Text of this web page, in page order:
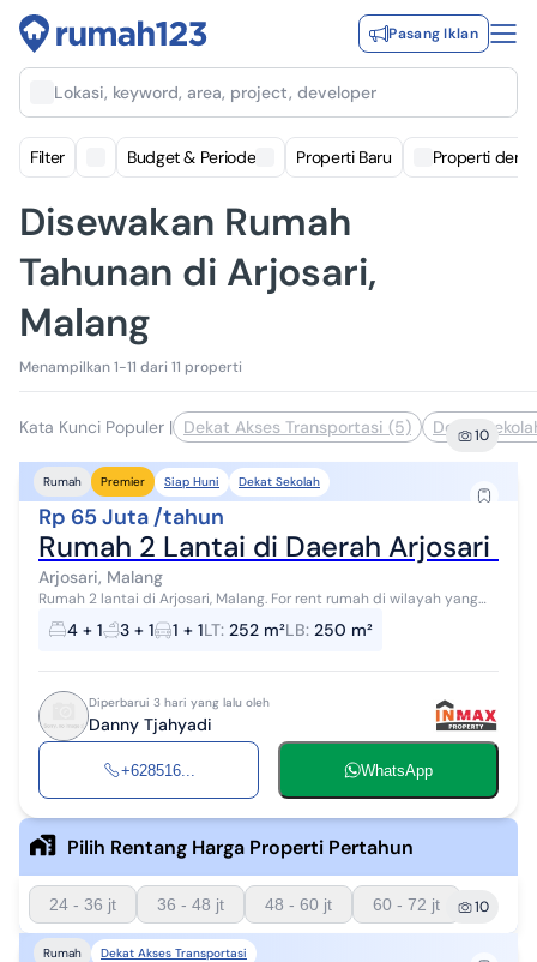
Pasang Iklan
Lokasi, keyword, area, project, developer
Filter Budget & Periode Properti Baru Properti
Disewakan Rumah
Tahunan di Arjosari,
Malang
Menampilkan 1-11 dari 11 properti
Kata Kunci Populer | Dekat Akses Transportasi (5) Dekat10
Rumah Premier Siap Huni Dekat Sekolah
Rp 65 Juta /tahun
Rumah 2 Lantai di Daerah Arjosari
Arjosari, Malang
Rumah 2 lantai di Arjosari, Malang. For rent rumah di wilayah yang
nyaman. Properti 2 lantai ini berada di lingkungan yang mudah
dijangkau. Rinci...
4 + 1 3 + 1 1 + 1LT: 252 m²LB: 250 m²
Diperbarui 3 hari yang lalu oleh
Danny Tjahyadi
+628516... WhatsApp
Pilih Rentang Harga Properti Pertahun
24 - 36 jt 36 - 48 jt 48 - 60 jt 60 - 72 jt 10
Rumah Dekat Akses Transportasi